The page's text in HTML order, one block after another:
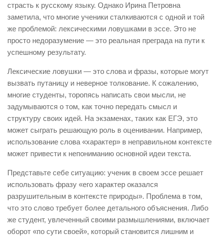
страсть к русскому языку. Однако Ирина Петровна
заметила, что многие ученики сталкиваются с одной и той
же проблемой: лексическими ловушками в эссе. Это не
просто недоразумение — это реальная преграда на пути к
успешному результату.
Лексические ловушки — это слова и фразы, которые могут
вызвать путаницу и неверное толкование. К сожалению,
многие студенты, торопясь написать свои мысли, не
задумываются о том, как точно передать смысл и
структуру своих идей. На экзаменах, таких как ЕГЭ, это
может сыграть решающую роль в оценивании. Например,
использование слова «характер» в неправильном контексте
может привести к непониманию основной идеи текста.
Представьте себе ситуацию: ученик в своем эссе решает
использовать фразу «его характер оказался
разрушительным в контексте природы». Проблема в том,
что это слово требует более детального объяснения. Либо
же студент, увлеченный своими размышлениями, включает
оборот «по сути своей», который становится лишним и